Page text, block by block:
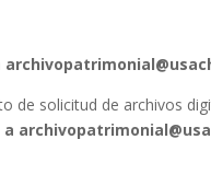
de solicitud de archivos